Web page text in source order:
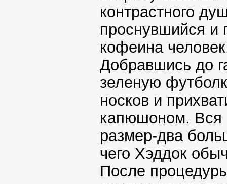
контрастного
проснувшийся и
кофеина
Добравшись до
зеленую
носков и
капюшоном. Вся
размер-два
чего Хэддок
После